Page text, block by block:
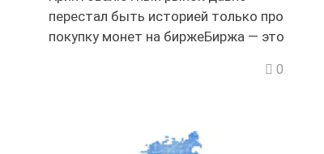
перестал быть историей только про
покупку монет на биржеБиржа — это
0